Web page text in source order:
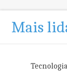
Mais